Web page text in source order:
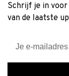
Schrijf je in
van de laatste